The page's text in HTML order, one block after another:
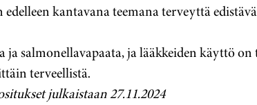
edelleen kantavana teemana terveyttä
ja salmonellavapaata, ja lääkkeiden käyttö
terveellistä.
julkaistaan 27.11.2024